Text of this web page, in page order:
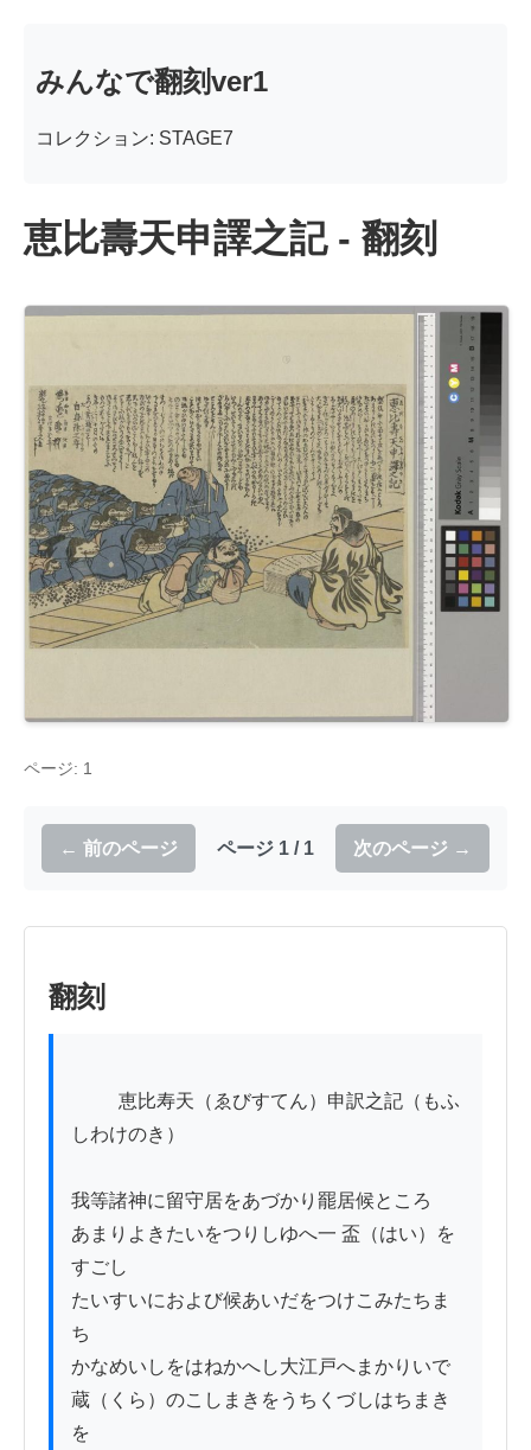
みんなで翻刻ver1
コレクション: STAGE7
恵比壽天申譯之記 - 翻刻
ページ: 1
← 前のページ ページ 1 / 1 次のページ →
翻刻
しわけのき）
我等諸神に留守居をあづかり罷居候ところ
あまりよきたいをつりしゆへ一 盃（はい）を
すごし
たいすいにおよび候あいだをつけこみたちま
ち
かなめいしをはねかへし大江戸へまかりいで
蔵（くら）のこしまきをうちくづしはちまき
を